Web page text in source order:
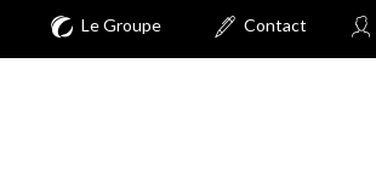
Le Groupe Contact